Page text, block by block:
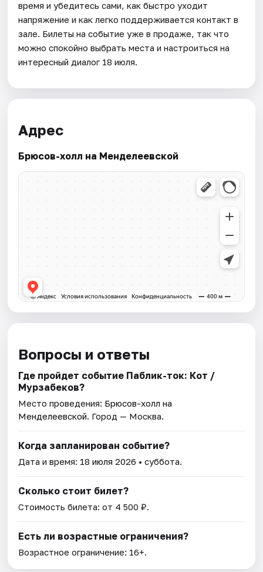
время и убедитесь сами, как быстро уходит
напряжение и как легко поддерживается контакт в
зале. Билеты на событие уже в продаже, так что
можно спокойно выбрать места и настроиться на
интересный диалог 18 июля.
Адрес
Брюсов-холл на Менделеевской
Вопросы и ответы
Где пройдет событие Паблик-ток: Кот /
Мурзабеков?
Место проведения: Брюсов-холл на
Менделеевской. Город — Москва.
Когда запланирован событие?
Дата и время: 18 июля 2026 • суббота.
Сколько стоит билет?
Стоимость билета: от 4 500 ₽.
Есть ли возрастные ограничения?
Возрастное ограничение: 16+.